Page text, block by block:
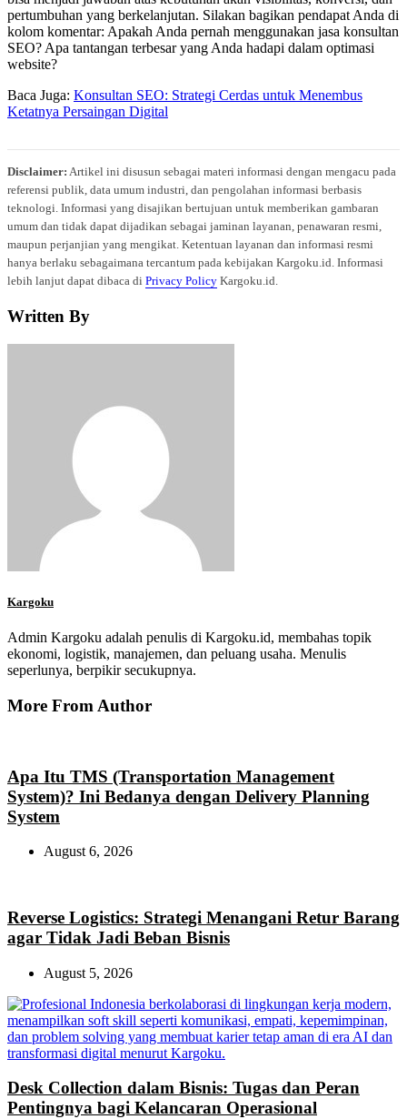
pertumbuhan yang berkelanjutan. Silakan bagikan pendapat Anda di
kolom komentar: Apakah Anda pernah menggunakan jasa konsultan
SEO? Apa tantangan terbesar yang Anda hadapi dalam optimasi
website?
Baca Juga: Konsultan SEO: Strategi Cerdas untuk Menembus
Ketatnya Persaingan Digital
Disclaimer: Artikel ini disusun sebagai materi informasi dengan mengacu pada
referensi publik, data umum industri, dan pengolahan informasi berbasis
teknologi. Informasi yang disajikan bertujuan untuk memberikan gambaran
umum dan tidak dapat dijadikan sebagai jaminan layanan, penawaran resmi,
maupun perjanjian yang mengikat. Ketentuan layanan dan informasi resmi
hanya berlaku sebagaimana tercantum pada kebijakan Kargoku.id. Informasi
lebih lanjut dapat dibaca di Privacy Policy Kargoku.id.
Written By
Kargoku
Admin Kargoku adalah penulis di Kargoku.id, membahas topik
ekonomi, logistik, manajemen, dan peluang usaha. Menulis
seperlunya, berpikir secukupnya.
More From Author
Apa Itu TMS (Transportation Management
System)? Ini Bedanya dengan Delivery Planning
System
August 6, 2026
Reverse Logistics: Strategi Menangani Retur Barang
agar Tidak Jadi Beban Bisnis
August 5, 2026
Desk Collection dalam Bisnis: Tugas dan Peran
Pentingnya bagi Kelancaran Operasional